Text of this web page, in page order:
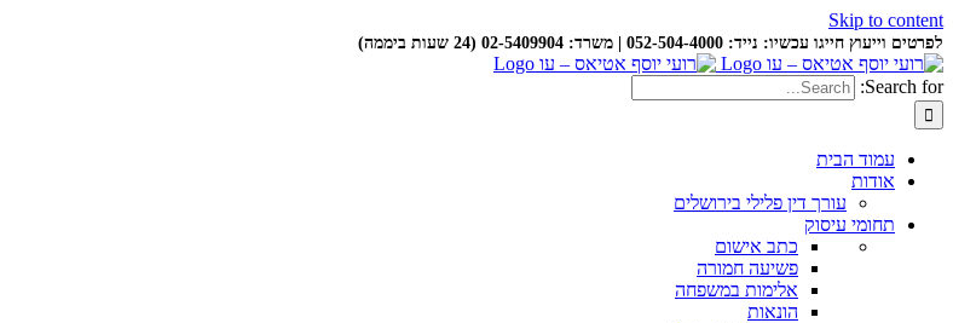
Skip to content
לפרטים וייעוץ חייגו עכשיו: נייד: 052-504-4000 | משרד: 02-5409904 (24 שעות ביממה)
Search for:
עמוד הבית
אודות
עורך דין פלילי בירושלים
תחומי עיסוק
כתב אישום
פשיעה חמורה
אלימות במשפחה
הונאות